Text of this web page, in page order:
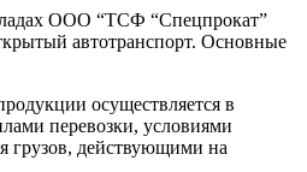
ООО “ТСФ “Спецпрокат”
автотранспорт. Основные
осуществляется в
перевозки, условиями
грузов, действующими на